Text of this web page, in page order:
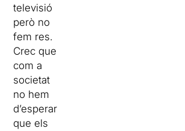
televisió
però no
fem res.
Crec que
com a
societat
no hem
d’esperar
que els